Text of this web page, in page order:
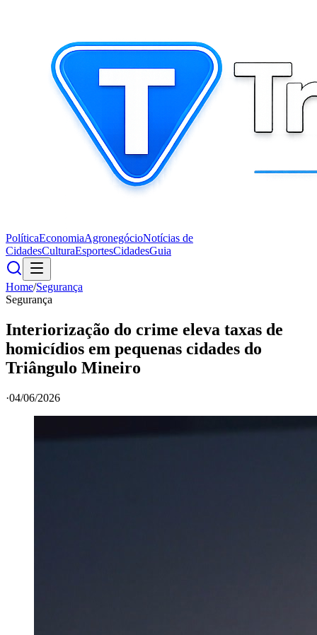
PolíticaEconomiaAgronegócioNotícias de
CidadesCulturaEsportesCidadesGuia
Home/Segurança
Segurança
Interiorização do crime eleva taxas de
homicídios em pequenas cidades do
Triângulo Mineiro
·04/06/2026